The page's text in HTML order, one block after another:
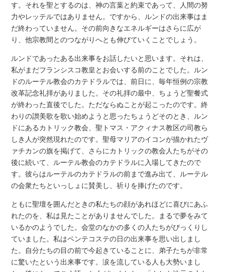
す。それを聖とするのは、神の言葉と約束であって、人間の努
力やレッテルではありません。ですから、ルンドの出来事はま
だ終わっていません。その前向きなエネルギーはさらに広が
り、他宗教間とのつながりへとも伸びていくことでしょう。
ルンドであったある出来事をお話したいと思います。それは、
私がまだフランシスコ教皇とお会いする前のことでした。ルン
ドのルーテル教会のカテドラルでは、前日に、毎年恒例の宗教
改革記念礼拝がありました。その礼拝の最中、ちょうど聖餐式
が終わった直後でした。ただならぬことが起こったのです。終
わりの讃美歌を歌い始めようと思ったちょうどそのとき、ルン
ドにあるカトリック教会、聖トマス・アクィナス教区の司教ら
しき人が突然現れたのです。聖母マリアのイコンが描かれたヴ
ァチカンの旗を掲げて、さらにカトリックの教会人たちがその
後に続いて、ルーテル教会のカテドラルに入場してきたので
す。彼らはルーテルのカテドラルの前まで進み出て、ルーテル
の会衆たちといっしょに賛美し、祈りを捧げたのです。
ともに聖壇を囲んだときの私たちの顔があれほどに喜びにあふ
れたのを、私は見たことがありませんでした。まるで夢をみて
いるかのようでした。会堂のなかの多くの人たちがびっくりし
ていました。私はペンテコステの日の出来事を思い出しまし
た。自分たちの目の前で今起きていることに、弟子たちが非常
に驚いたという出来事です。涙を流している人も大勢いまし